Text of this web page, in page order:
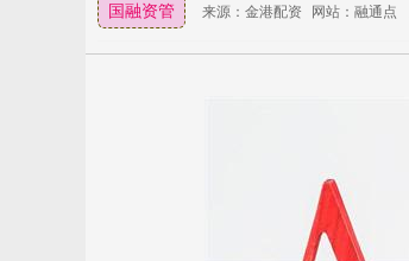
国融资管 来源：金港配资 网站：融通点